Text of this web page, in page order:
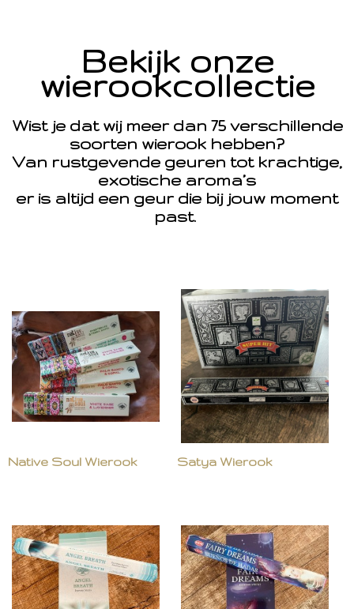
Bekijk onze
wierookcollectie
Wist je dat wij meer dan 75 verschillende
soorten wierook hebben?
Van rustgevende geuren tot krachtige,
exotische aroma’s
er is altijd een geur die bij jouw moment
past.
Native Soul Wierook Satya Wierook